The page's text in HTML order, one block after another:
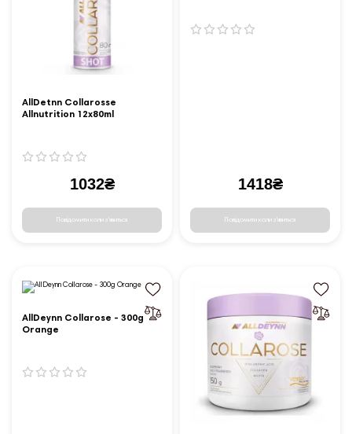
AllDetnn Collarosse
Allnutrition 12x80ml
1032₴
Повідомити коли з'явиться
1418₴
Повідомити коли з'явиться
AllDeynn Collarose - 300g
Orange